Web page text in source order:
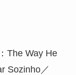
The Way He
Sozinho／